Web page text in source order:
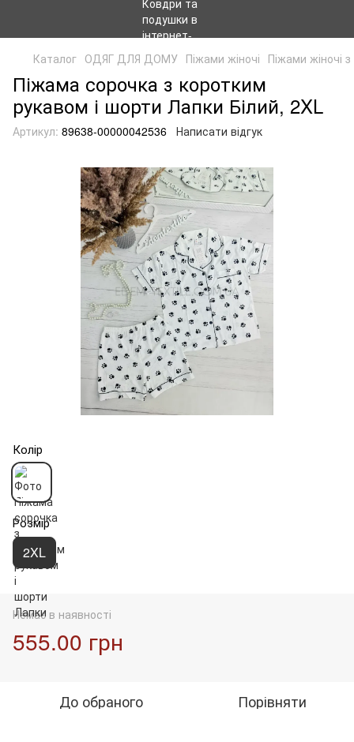
Каталог ОДЯГ ДЛЯ ДОМУ Піжами жіночі Піжами жіночі
Піжама сорочка з коротким
рукавом і шорти Лапки Білий, 2XL
Артикул: 89638-00000042536 Написати відгук
Колір
Розмір
2XL
Немає в наявності
555.00 грн
До обраного Порівняти